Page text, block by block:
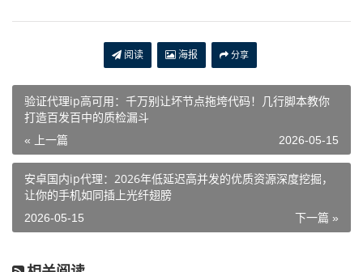
阅读 海报 分享
验证代理ip高可用：千万别让坏节点拖垮代码！几行脚本教你
打造百发百中的质检漏斗
« 上一篇 2026-05-15
安卓国内ip代理：2026年低延迟高并发的优质资源深度挖掘，
让你的手机如同插上光纤翅膀
下一篇 »
2026-05-15